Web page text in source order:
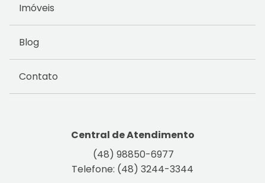
Imóveis
Blog
Contato
Central de Atendimento
(48) 98850-6977
Telefone: (48) 3244-3344